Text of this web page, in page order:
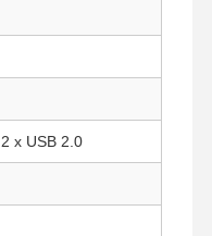
x USB 2.0